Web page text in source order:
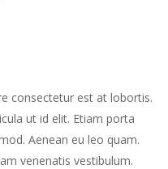
consectetur est at lobortis.
ut id elit. Etiam porta
Aenean eu leo quam.
venenatis vestibulum.